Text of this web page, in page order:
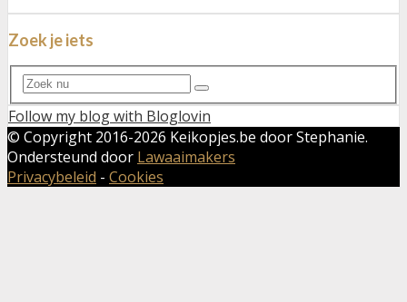
Zoek je iets
Search
for:
Search
Follow my blog with Bloglovin
© Copyright 2016-2026 Keikopjes.be door Stephanie.
Ondersteund door Lawaaimakers
Privacybeleid - Cookies